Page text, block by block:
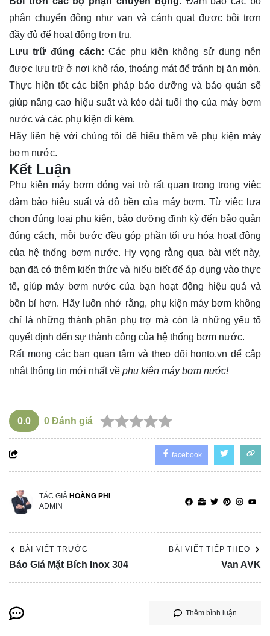
phận chuyển động như van và cánh quạt được bôi trơn
đầy đủ để hoạt động trơn tru.
Lưu trữ đúng cách: Các phụ kiện không sử dụng nên
được lưu trữ ở nơi khô ráo, thoáng mát để tránh bị ăn mòn.
Thực hiện tốt các biện pháp bảo dưỡng và bảo quản sẽ
giúp nâng cao hiệu suất và kéo dài tuổi thọ của máy bơm
nước và các phụ kiện đi kèm.
Hãy
liên hệ với chúng tôi để hiểu thêm về phụ kiện máy
bơm nước.
Kết Luận
Phụ kiện máy bơm đóng vai trò rất quan trọng trong việc
đảm bảo hiệu suất và độ bền của máy bơm. Từ việc lựa
chọn đúng loại phụ kiện, bảo dưỡng định kỳ đến bảo quản
đúng cách, mỗi bước đều góp phần tối ưu hóa hoạt động
của hệ thống bơm nước. Hy vọng rằng qua bài viết này,
bạn đã có thêm kiến thức và hiểu biết để áp dụng vào thực
tế, giúp máy bơm nước của bạn hoạt động hiệu quả và
bền bỉ hơn. Hãy luôn nhớ rằng, phụ kiện máy bơm không
chỉ là những thành phần phụ trợ mà còn là những yếu tố
quyết định đến sự thành công của hệ thống bơm nước.
Rất mong các bạn quan tâm và theo dõi honto.vn để cập
nhật thông tin mới nhất về phụ kiện máy bơm nước!
0.0 0 Đánh giá
facebook
TÁC GIẢ HOÀNG PHI
ADMIN
BÀI VIẾT TRƯỚC
Báo Giá Mặt Bích Inox 304
BÀI VIẾT TIẾP THEO
Van AVK
Thêm bình luận